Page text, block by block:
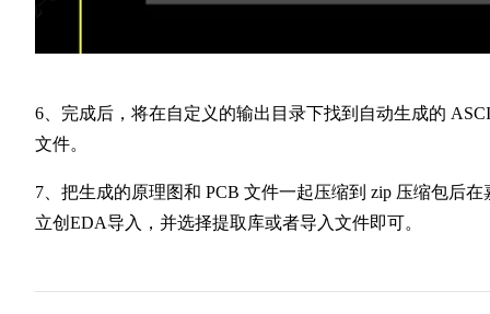
6、完成后，将在自定义的输出目录下找到自动生成的
文件。
7、把生成的原理图和 PCB 文件一起压缩到 zip 压缩包后在
立创EDA导入，并选择提取库或者导入文件即可。